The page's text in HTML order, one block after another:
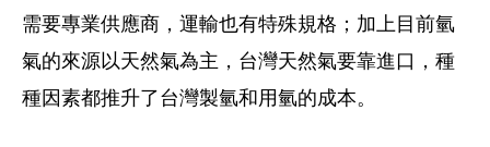
需要專業供應商，運輸也有特殊規格；加上目前氫
氣的來源以天然氣為主，台灣天然氣要靠進口，種
種因素都推升了台灣製氫和用氫的成本。